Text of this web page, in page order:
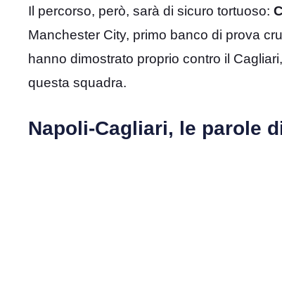
Il percorso, però, sarà di sicuro tortuoso:
Manchester City, primo banco di prova
hanno dimostrato proprio contro il
questa squadra.
Napoli-Cagliari, le parole